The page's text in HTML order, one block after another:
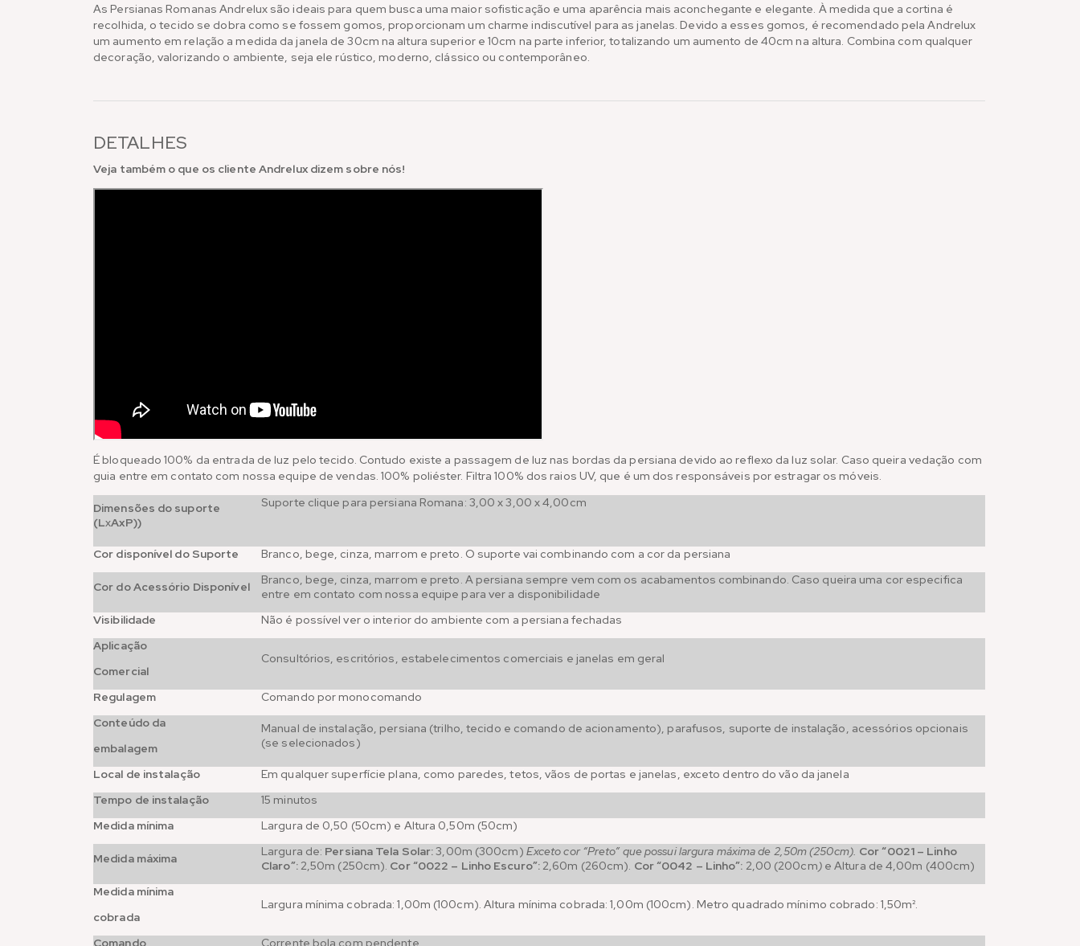
As Persianas Romanas Andrelux são ideais para quem busca uma maior sofisticação e uma aparência mais aconchegante e elegante. À medida que a cortina é
recolhida, o tecido se dobra como se fossem gomos, proporcionam um charme indiscutível para as janelas. Devido a esses gomos, é recomendado pela Andrelux
um aumento em relação a medida da janela de 30cm na altura superior e 10cm na parte inferior, totalizando um aumento de 40cm na altura. Combina com qualquer
decoração, valorizando o ambiente, seja ele rústico, moderno, clássico ou contemporâneo.
DETALHES
Veja também o que os cliente Andrelux dizem sobre nós!
É bloqueado 100% da entrada de luz pelo tecido. Contudo existe a passagem de luz nas bordas da persiana devido ao reflexo da luz solar. Caso queira vedação com
guia entre em contato com nossa equipe de vendas. 100% poliéster. Filtra 100% dos raios UV, que é um dos responsáveis por estragar os móveis.
Dimensões do suporte
(LxAxP))
Suporte clique para persiana Romana: 3,00 x 3,00 x 4,00cm
Cor disponível do Suporte Branco, bege, cinza, marrom e preto. O suporte vai combinando com a cor da persiana
Cor do Acessório Disponível
Branco, bege, cinza, marrom e preto. A persiana sempre vem com os acabamentos combinando. Caso queira uma cor especifica
entre em contato com nossa equipe para ver a disponibilidade
Visibilidade
Não é possível ver o interior do ambiente com a persiana fechadas
Aplicação
Comercial
Consultórios, escritórios, estabelecimentos comerciais e janelas em geral
Regulagem
Comando por monocomando
Conteúdo da
embalagem
Manual de instalação, persiana (trilho, tecido e comando de acionamento), parafusos, suporte de instalação, acessórios opcionais
(se selecionados)
Local de instalação
Em qualquer superfície plana, como paredes, tetos, vãos de portas e janelas, exceto dentro do vão da janela
Tempo de instalação
15 minutos
Medida mínima
Largura de 0,50 (50cm) e Altura 0,50m (50cm)
Medida máxima Largura de: Persiana Tela Solar:3,00m (300cm) Exceto cor “Preto” que possui largura máxima de 2,50m (250cm). Cor “0021 – Linho
Claro”:2,50m (250cm). Cor “0022 – Linho Escuro”: 2,60m (260cm). Cor “0042 – Linho”: 2,00 (200cm) e Altura de 4,00m (400cm)
Medida mínima
cobrada
Largura mínima cobrada: 1,00m (100cm). Altura mínima cobrada: 1,00m (100cm). Metro quadrado mínimo cobrado: 1,50m².
Comando Corrente bola com pendente